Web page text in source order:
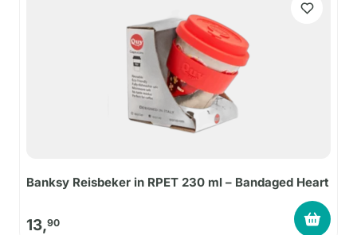
Banksy Reisbeker in RPET 230 ml – Bandaged Heart
13,90